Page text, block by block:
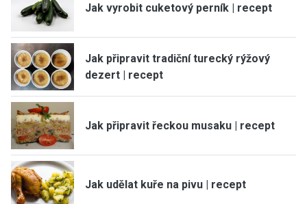
Jak vyrobit cuketový perník | recept
Jak připravit tradiční turecký rýžový
dezert | recept
Jak připravit řeckou musaku | recept
Jak udělat kuře na pivu | recept